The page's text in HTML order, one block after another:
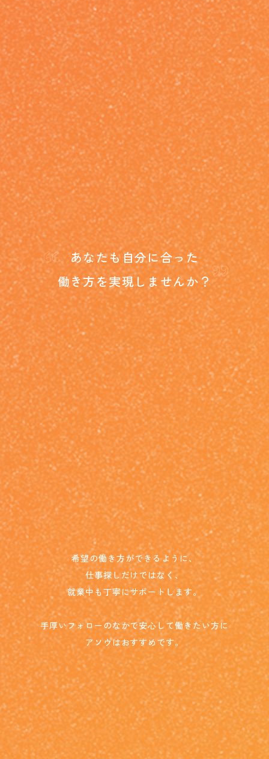
“ あなたも自分に合った
働き方を実現しませんか？”
希望の働き方ができるように、
仕事探しだけではなく、
就業中も丁寧にサポートします。
手厚いフォローのなかで安心して働きたい方に
アソウはおすすめです。